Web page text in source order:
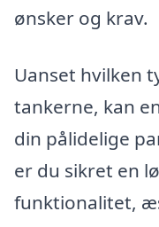
ønsker og krav.
Uanset hvilken
tankerne, kan
din pålidelige
er du sikret en
funktionalitet,